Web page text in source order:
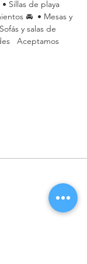
Sillas de playa
🚘  • Mesas y
y salas de
Aceptamos